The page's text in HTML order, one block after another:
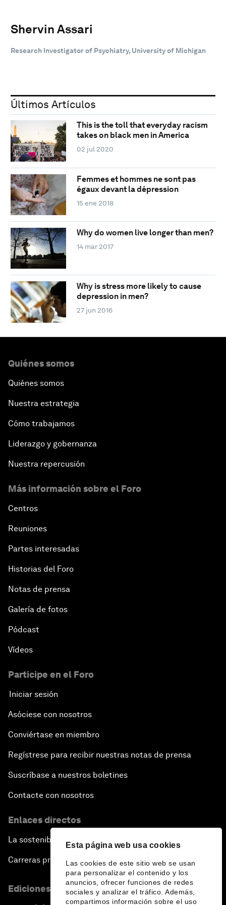
Esta página web usa cookies
Las cookies de este sitio web se usan
para personalizar el contenido y los
anuncios, ofrecer funciones de redes
sociales y analizar el tráfico. Además,
compartimos información sobre el uso
Shervin Assari
Research Investigator of Psychiatry, University of Michigan
Últimos Artículos
This is the toll that everyday racism
takes on black men in America
02 jul 2020
Femmes et hommes ne sont pas
égaux devant la dépression
15 ene 2018
Why do women live longer than men?
14 mar 2017
Why is stress more likely to cause
depression in men?
27 jun 2016
Quiénes somos
Quiénes somos
Nuestra estrategia
Cómo trabajamos
Liderazgo y gobernanza
Nuestra repercusión
Más información sobre el Foro
Centros
Reuniones
Partes interesadas
Historias del Foro
Notas de prensa
Galería de fotos
Pódcast
Vídeos
Participe en el Foro
Iniciar sesión
Asóciese con nosotros
Conviértase en miembro
Regístrese para recibir nuestras notas de prensa
Suscríbase a nuestros boletines
Contacte con nosotros
Enlaces directos
La sostenibilidad en el Foro
Carreras profesionales
Ediciones en otros idiomas